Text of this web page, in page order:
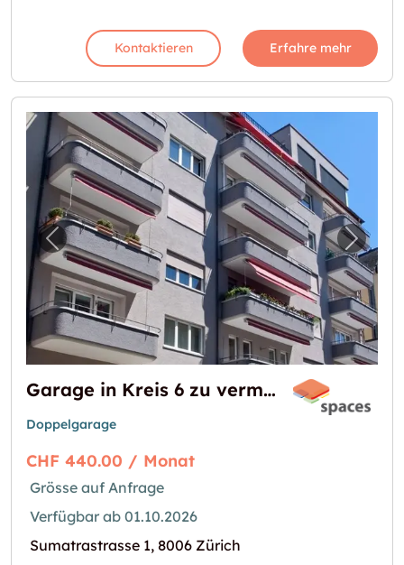
Kontaktieren Erfahre mehr
Vorheriges Bild für "Garage in Kreis 6 zu
Garage in Kreis 6 zu vermieten
Doppelgarage
CHF 440.00 / Monat
Grösse auf Anfrage
Verfügbar ab 01.10.2026
Sumatrastrasse 1, 8006 Zürich